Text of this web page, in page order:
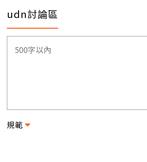
udn討論區
規範